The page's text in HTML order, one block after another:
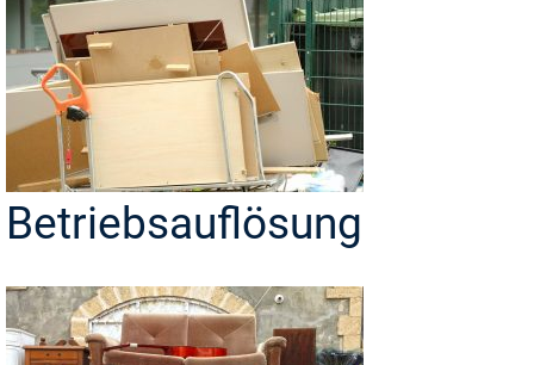
Betriebsauflösung